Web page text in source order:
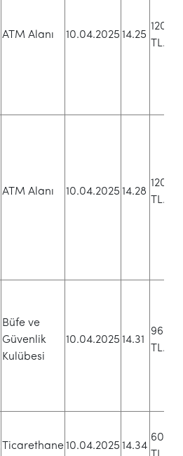
ATM Alanı 10.04.2025 14.25
TL.
ATM Alanı 10.04.2025 14.28
TL.
Büfe ve
Güvenlik
Kulübesi
10.04.2025 14.31
Ticarethane10.04.2025 14.34